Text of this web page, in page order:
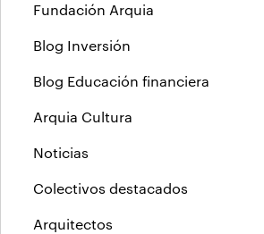
Fundación Arquia
Blog Inversión
Blog Educación financiera
Arquia Cultura
Noticias
Colectivos destacados
Arquitectos